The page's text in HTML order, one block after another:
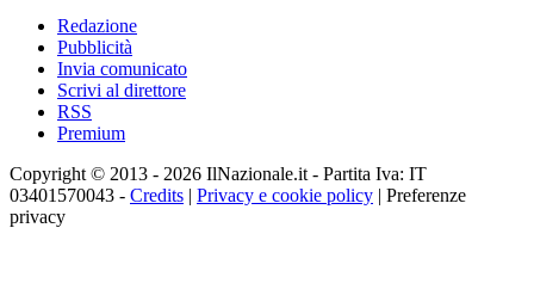
Redazione
Pubblicità
Invia comunicato
Scrivi al direttore
RSS
Premium
Copyright © 2013 - 2026 IlNazionale.it - Partita Iva: IT
03401570043 - Credits | Privacy e cookie policy | Preferenze
privacy